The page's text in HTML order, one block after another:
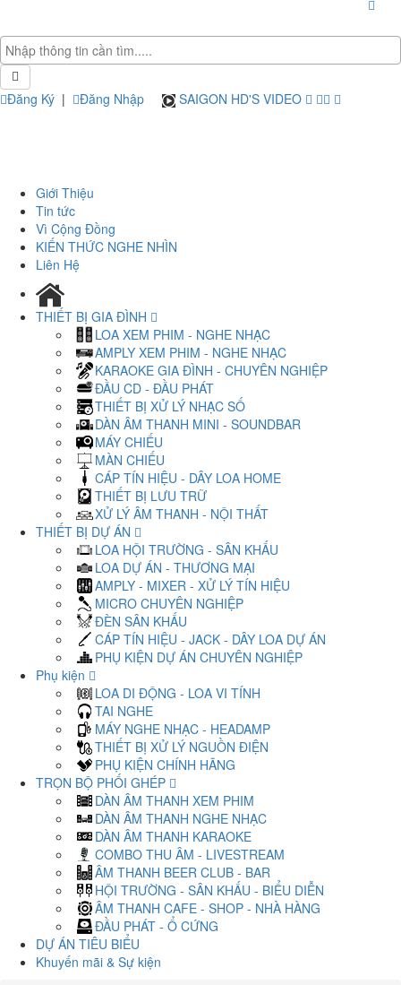
Đăng Ký | Đăng Nhập SAIGON HD'S VIDEO
Giới Thiệu
Tin tức
Vì Cộng Đồng
KIẾN THỨC NGHE NHÌN
Liên Hệ
THIẾT BỊ GIA ĐÌNH
LOA XEM PHIM - NGHE NHẠC
AMPLY XEM PHIM - NGHE NHẠC
KARAOKE GIA ĐÌNH - CHUYÊN NGHIỆP
ĐẦU CD - ĐẦU PHÁT
THIẾT BỊ XỬ LÝ NHẠC SỐ
DÀN ÂM THANH MINI - SOUNDBAR
MÁY CHIẾU
MÀN CHIẾU
CÁP TÍN HIỆU - DÂY LOA HOME
THIẾT BỊ LƯU TRỮ
XỬ LÝ ÂM THANH - NỘI THẤT
THIẾT BỊ DỰ ÁN
LOA HỘI TRƯỜNG - SÂN KHẤU
LOA DỰ ÁN - THƯƠNG MẠI
AMPLY - MIXER - XỬ LÝ TÍN HIỆU
MICRO CHUYÊN NGHIỆP
ĐÈN SÂN KHẤU
CÁP TÍN HIỆU - JACK - DÂY LOA DỰ ÁN
PHỤ KIỆN DỰ ÁN CHUYÊN NGHIỆP
Phụ kiện
LOA DI ĐỘNG - LOA VI TÍNH
TAI NGHE
MÁY NGHE NHẠC - HEADAMP
THIẾT BỊ XỬ LÝ NGUỒN ĐIỆN
PHỤ KIỆN CHÍNH HÃNG
TRỌN BỘ PHỐI GHÉP
DÀN ÂM THANH XEM PHIM
DÀN ÂM THANH NGHE NHẠC
DÀN ÂM THANH KARAOKE
COMBO THU ÂM - LIVESTREAM
ÂM THANH BEER CLUB - BAR
HỘI TRƯỜNG - SÂN KHẤU - BIỂU DIỄN
ÂM THANH CAFE - SHOP - NHÀ HÀNG
ĐẦU PHÁT - Ổ CỨNG
DỰ ÁN TIÊU BIỂU
Khuyến mãi & Sự kiện